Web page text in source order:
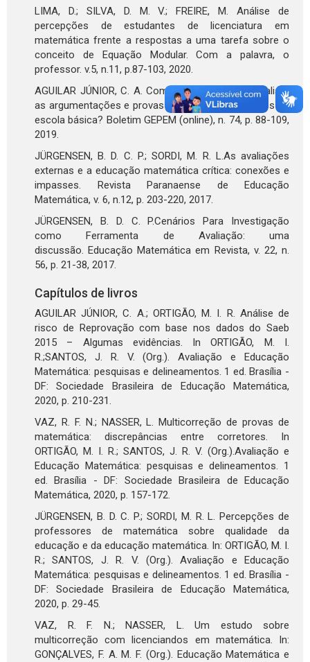
LIMA, D.; SILVA, D. M. V.; FREIRE, M. Análise de
percepções de estudantes de licenciatura em
matemática frente a respostas a uma tarefa sobre o
conceito de Equação Modular. Com a palavra, o
professor. v.5, n.11, p.87-103, 2020.
AGUILAR JÚNIOR, C. A. Como os professores avaliam
as argumentações e provas matemáticas de alunos da
escola básica? Boletim GEPEM (online), n. 74, p. 88-109,
2019.
JÜRGENSEN, B. D. C. P.; SORDI, M. R. L.As avaliações
externas e a educação matemática crítica: conexões e
impasses. Revista Paranaense de Educação
Matemática, v. 6, n.12, p. 203-220, 2017.
JÜRGENSEN, B. D. C. P.Cenários Para Investigação
como Ferramenta de Avaliação: uma
discussão. Educação Matemática em Revista, v. 22, n.
56, p. 21-38, 2017.
Capítulos de livros
AGUILAR JÚNIOR, C. A.; ORTIGÃO, M. I. R. Análise de
risco de Reprovação com base nos dados do Saeb
2015 – Algumas evidências. In ORTIGÃO, M. I.
R.;SANTOS, J. R. V. (Org.). Avaliação e Educação
Matemática: pesquisas e delineamentos. 1 ed. Brasília -
DF: Sociedade Brasileira de Educação Matemática,
2020, p. 210-231.
VAZ, R. F. N.; NASSER, L. Multicorreção de provas de
matemática: discrepâncias entre corretores. In
ORTIGÃO, M. I. R.; SANTOS, J. R. V. (Org.).Avaliação e
Educação Matemática: pesquisas e delineamentos. 1
ed. Brasília - DF: Sociedade Brasileira de Educação
Matemática, 2020, p. 157-172.
JÜRGENSEN, B. D. C. P.; SORDI, M. R. L. Percepções de
professores de matemática sobre qualidade da
educação e da educação matemática. In: ORTIGÃO, M. I.
R.; SANTOS, J. R. V. (Org.). Avaliação e Educação
Matemática: pesquisas e delineamentos. 1 ed. Brasília -
DF: Sociedade Brasileira de Educação Matemática,
2020, p. 29-45.
VAZ, R. F. N.; NASSER, L. Um estudo sobre
multicorreção com licenciandos em matemática. In:
GONÇALVES, F. A. M. F. (Org.). Educação Matemática e